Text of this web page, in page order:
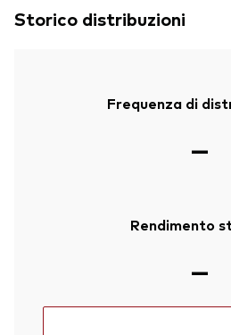
Storico distribuzioni
Frequenza di
—
Rendimento
—